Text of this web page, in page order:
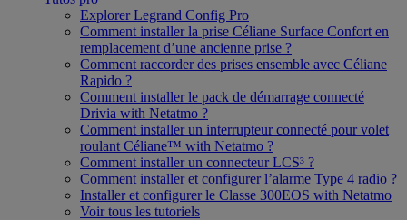
Explorer Legrand Config Pro
Comment installer la prise Céliane Surface Confort en
remplacement d’une ancienne prise ?
Comment raccorder des prises ensemble avec Céliane
Rapido ?
Comment installer le pack de démarrage connecté
Drivia with Netatmo ?
Comment installer un interrupteur connecté pour volet
roulant Céliane™ with Netatmo ?
Comment installer un connecteur LCS³ ?
Comment installer et configurer l’alarme Type 4 radio ?
Installer et configurer le Classe 300EOS with Netatmo
Voir tous les tutoriels